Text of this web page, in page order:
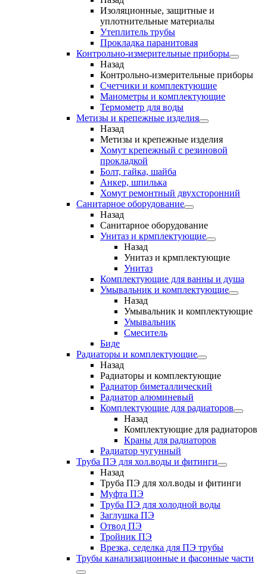
Изоляционные, защитные и
уплотнительные материалы
Утеплитель трубы
Прокладка паранитовая
Контрольно-измерительные приборы
Назад
Контрольно-измерительные приборы
Счетчики и комплектующие
Манометры и комплектующие
Термометр для воды
Метизы и крепежные изделия
Назад
Метизы и крепежные изделия
Хомут крепежный с резиновой
прокладкой
Болт, гайка, шайба
Анкер, шпилька
Хомут ремонтный двухсторонний
Санитарное оборудование
Назад
Санитарное оборудование
Унитаз и крмплектующие
Назад
Унитаз и крмплектующие
Унитаз
Комплектующие для ванны и душа
Умывальник и комплектующие
Назад
Умывальник и комплектующие
Умывальник
Смеситель
Биде
Радиаторы и комплектующие
Назад
Радиаторы и комплектующие
Радиатор биметаллический
Радиатор алюминевый
Комплектующие для радиаторов
Назад
Комплектующие для радиаторов
Краны для радиаторов
Радиатор чугунный
Труба ПЭ для хол.воды и фитинги
Назад
Труба ПЭ для хол.воды и фитинги
Муфта ПЭ
Труба ПЭ для холодной воды
Заглушка ПЭ
Отвод ПЭ
Тройник ПЭ
Врезка, седелка для ПЭ трубы
Трубы канализационные и фасонные части